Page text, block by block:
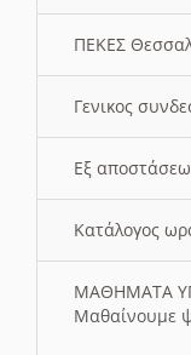
ΠΕΚΕΣ
Γενικος
Εξ
Κατάλογος
ΜΑΘΗΜΑΤΑ
Μαθαίνουμε